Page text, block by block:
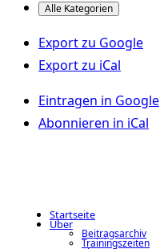
Alle Kategorien
Export zu Google
Export zu iCal
Eintragen in Google
Abonnieren in iCal
Startseite
Über
Beitragsarchiv
Trainingszeiten